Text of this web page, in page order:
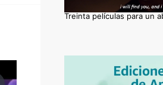
Treinta películas para un